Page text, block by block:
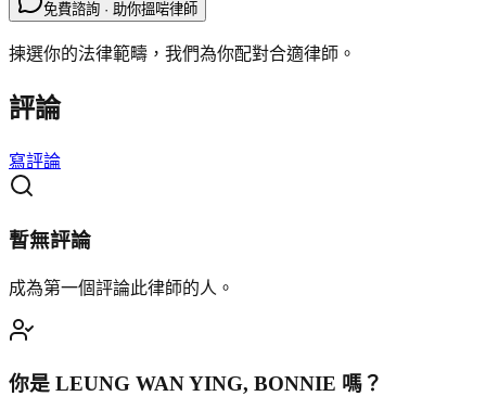
免費諮詢 · 助你搵啱律師
揀選你的法律範疇，我們為你配對合適律師。
評論
寫評論
暫無評論
成為第一個評論此律師的人。
你是 LEUNG WAN YING, BONNIE 嗎？